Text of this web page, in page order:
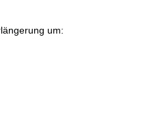
um: